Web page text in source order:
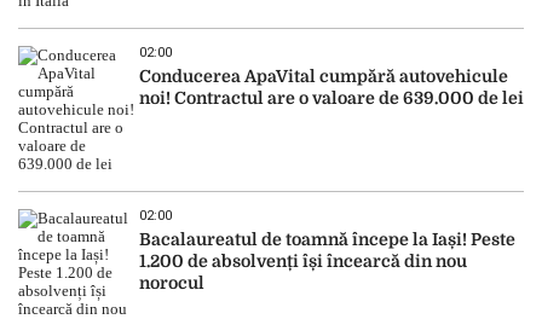
02:00
Conducerea ApaVital cumpără autovehicule
noi! Contractul are o valoare de 639.000 de lei
02:00
Bacalaureatul de toamnă începe la Iași! Peste
1.200 de absolvenți își încearcă din nou
norocul